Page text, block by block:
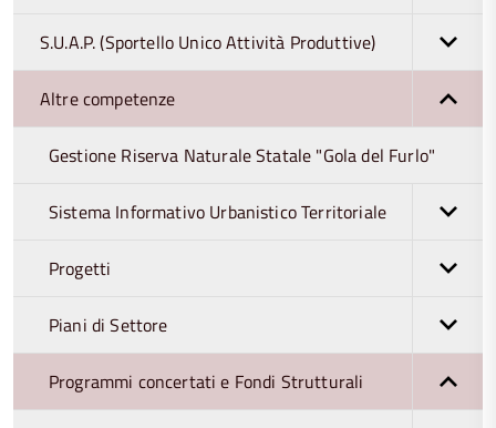
S.U.A.P. (Sportello Unico Attività Produttive)
Altre competenze
Gestione Riserva Naturale Statale "Gola del Furlo"
Sistema Informativo Urbanistico Territoriale
Progetti
Piani di Settore
Programmi concertati e Fondi Strutturali